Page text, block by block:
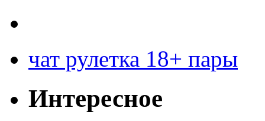
чат рулетка 18+ пары
Интересное